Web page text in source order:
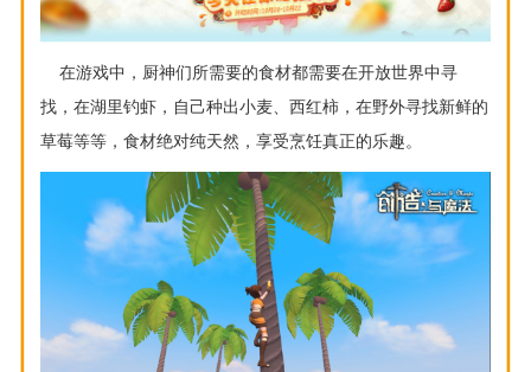
在游戏中，厨神们所需要的食材都需要在开放世界中寻
找，在湖里钓虾，自己种出小麦、西红柿，在野外寻找新鲜的
草莓等等，食材绝对纯天然，享受烹饪真正的乐趣。